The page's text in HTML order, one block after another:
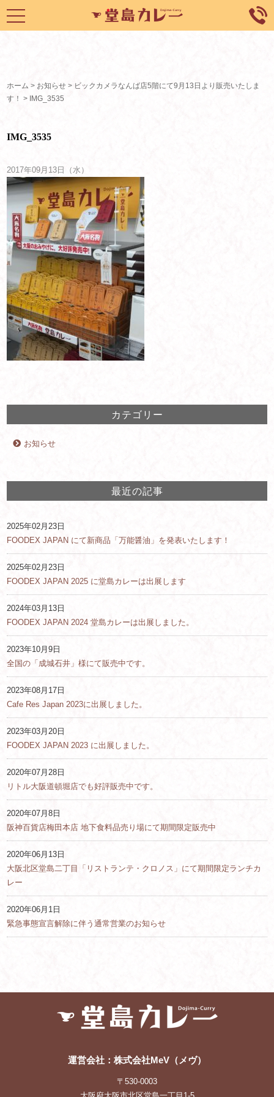
toggle
navigation
ホーム > お知らせ > ビックカメラなんば店5階にて9月13日より販売いたしま
す！ > IMG_3535
IMG_3535
2017年09月13日（水）
カテゴリー
お知らせ
最近の記事
2025年02月23日
FOODEX JAPAN にて新商品「万能醤油」を発表いたします！
2025年02月23日
FOODEX JAPAN 2025 に堂島カレーは出展します
2024年03月13日
FOODEX JAPAN 2024 堂島カレーは出展しました。
2023年10月9日
全国の「成城石井」様にて販売中です。
2023年08月17日
Cafe Res Japan 2023に出展しました。
2023年03月20日
FOODEX JAPAN 2023 に出展しました。
2020年07月28日
リトル大阪道頓堀店でも好評販売中です。
2020年07月8日
阪神百貨店梅田本店 地下食料品売り場にて期間限定販売中
2020年06月13日
大阪北区堂島二丁目「リストランテ・クロノス」にて期間限定ランチカ
レー
2020年06月1日
緊急事態宣言解除に伴う通常営業のお知らせ
運営会社：株式会社MeV（メヴ）
〒530-0003